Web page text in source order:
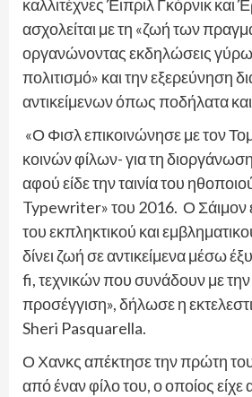
καλλιτέχνες Έιπριλ Γκόρνικ και
ασχολείται με τη «ζωή των
οργανώνοντας εκδηλώσεις γύρω
πολιτισμό» και την εξερεύνηση
αντικείμενων όπως ποδήλατα
«Ο Φισλ επικοινώνησε με τον
κοινών φίλων- για τη
αφού είδε την ταινία του
Typewriter» του 2016. Ο Σάιμον
του εκπληκτικού και
δίνει ζωή σε αντικείμενα μέσω
fi, τεχνικών που συνάδουν με την
προσέγγιση», δήλωσε η
Sheri Pasquarella.
Ο Χανκς απέκτησε την πρώτη
από έναν φίλο του, ο οποίος είχε